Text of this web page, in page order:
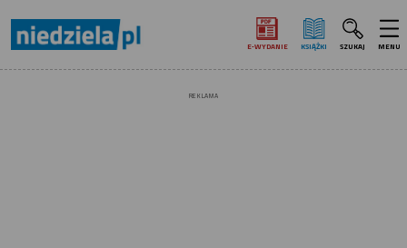
E‑WYDANIE KSIĄŻKI SZUKAJ MENU
REKLAMA